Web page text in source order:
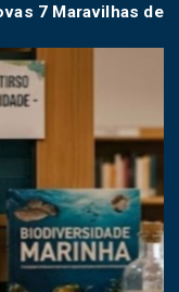
7 Maravilhas de